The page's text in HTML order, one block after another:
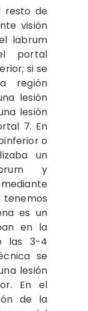
resto de
visión
labrum
portal
si se
región
lesión
lesión
7. En
o
un
y
es un
en la
las 3-4
se
lesión
En el
de la